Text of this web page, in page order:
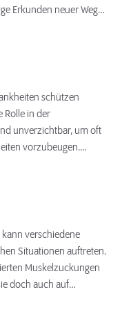
gesunden Länge zu
vermeiden.
Erkunden neuer Wege.
sie auch anfällig für
zu schmerzhaften
Asphalt und Sand
wie Splitter oder
und Infektionen
umso wichtiger.
schützen
Rolle in der
unverzichtbar, um oft
vorzubeugen.
Impfpflicht und das Pro
deshalb die
legen. Auch gibt es
Veterinärmedizin
in der Tiermedizin
Verwendung von
sich nach deren
verschiedene
Situationen auftreten.
Muskelzuckungen
doch auch auf
Wer die Gründe für